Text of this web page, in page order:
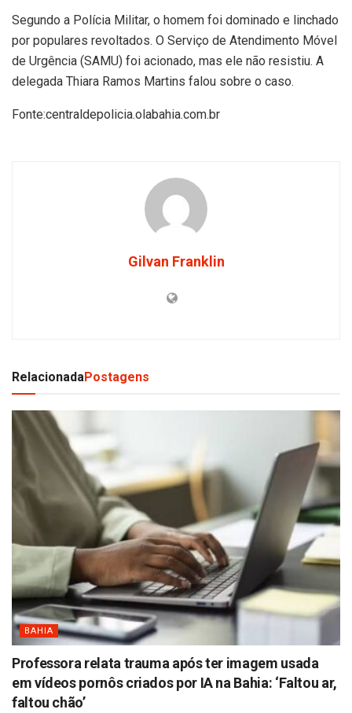
Segundo a Polícia Militar, o homem foi dominado e linchado
por populares revoltados. O Serviço de Atendimento Móvel
de Urgência (SAMU) foi acionado, mas ele não resistiu. A
delegada Thiara Ramos Martins falou sobre o caso.
Fonte:centraldepolicia.olabahia.com.br
Gilvan Franklin
RelacionadaPostagens
BAHIA
Professora relata trauma após ter imagem usada
em vídeos pornôs criados por IA na Bahia: ‘Faltou ar,
faltou chão’